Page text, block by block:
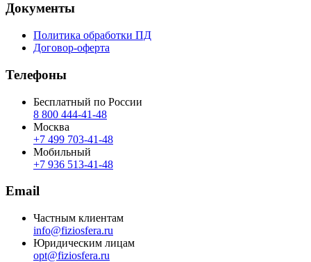
Документы
Политика обработки ПД
Договор-оферта
Телефоны
Бесплатный по России
8 800 444‑41‑48
Москва
+7 499 703‑41‑48
Мобильный
+7 936 513‑41‑48
Email
Частным клиентам
info@fiziosfera.ru
Юридическим лицам
opt@fiziosfera.ru